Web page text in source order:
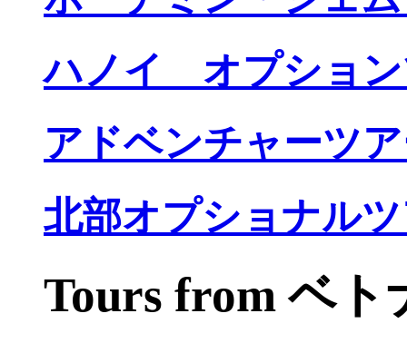
ハノイ オプション
アドベンチャーツ
北部オプショナル
Tours from ベト